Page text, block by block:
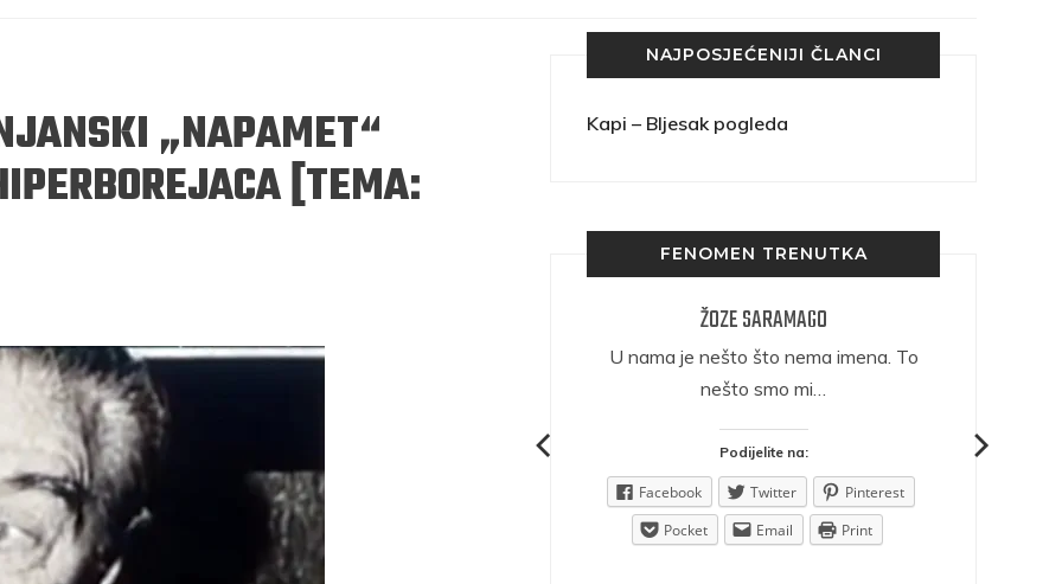
„NAPAMET“
[TEMA:
NAJPOSJEĆENIJI ČLANCI
Kapi – Bljesak pogleda
FENOMEN TRENUTKA
ŽOZE SARAMAGO
U nama je nešto što nema imena. To
nešto smo mi…
Podijelite na:
Facebook Twitter
Pinterest
Pocket
Email Print
navikli na življenje pod
navikli smo da užižemo
ikonama, ali ne i pred
čovjekom.
Podijelite na:
Twitter
Literatura niti prepisuje, niti prepričava
Facebook
Pocket